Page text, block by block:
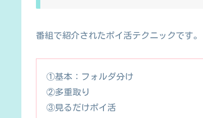
番組で紹介されたポイ活テクニックです。
①基本：フォルダ分け
②多重取り
③見るだけポイ活